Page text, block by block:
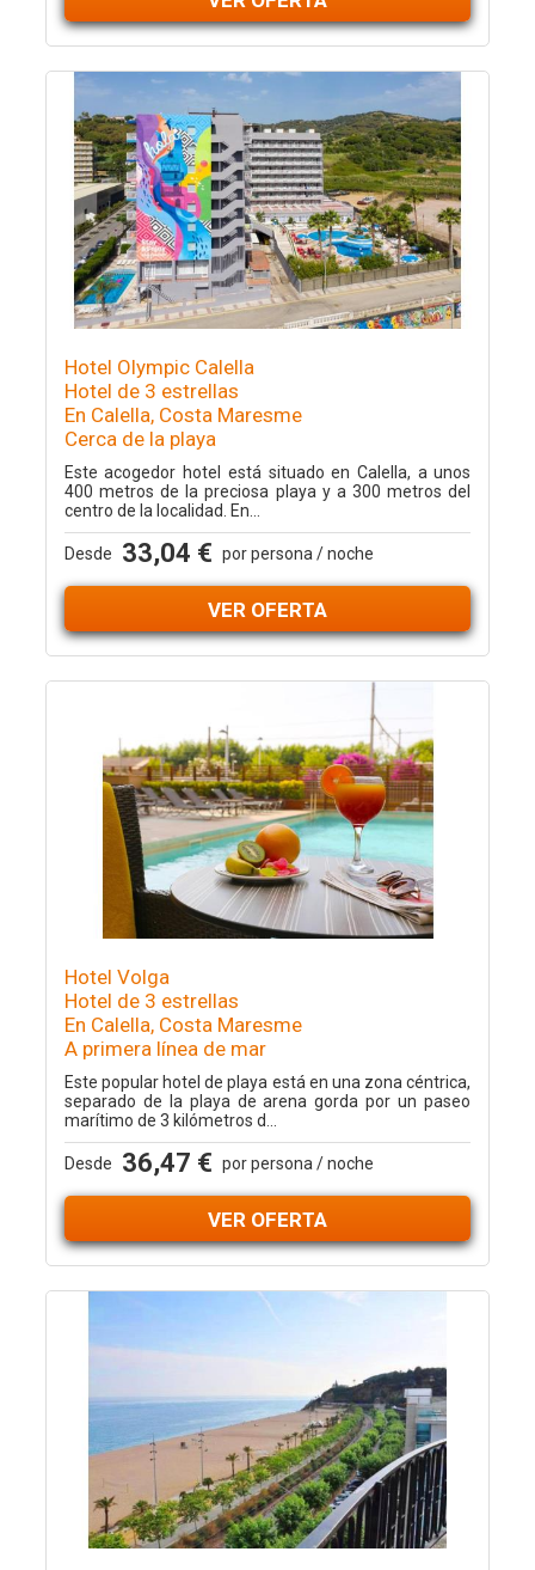
Hotel Olympic Calella
Hotel de 3 estrellas
En Calella, Costa Maresme
Cerca de la playa
Este acogedor hotel está situado en Calella, a unos
400 metros de la preciosa playa y a 300 metros del
centro de la localidad. En...
Desde 33,04 € por persona / noche
VER OFERTA
Hotel Volga
Hotel de 3 estrellas
En Calella, Costa Maresme
A primera línea de mar
Este popular hotel de playa está en una zona céntrica,
separado de la playa de arena gorda por un paseo
marítimo de 3 kilómetros d...
Desde 36,47 € por persona / noche
VER OFERTA